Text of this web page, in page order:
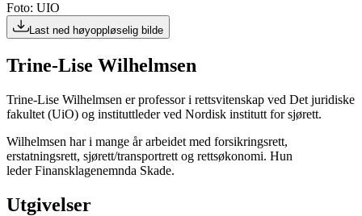
Foto: UIO
Last ned høyoppløselig bilde
Trine-Lise Wilhelmsen
Trine-Lise Wilhelmsen er professor i rettsvitenskap ved Det juridiske
fakultet (UiO) og instituttleder ved Nordisk institutt for sjørett.
Wilhelmsen har i mange år arbeidet med forsikringsrett,
erstatningsrett, sjørett/transportrett og rettsøkonomi. Hun
leder Finansklagenemnda Skade.
Utgivelser